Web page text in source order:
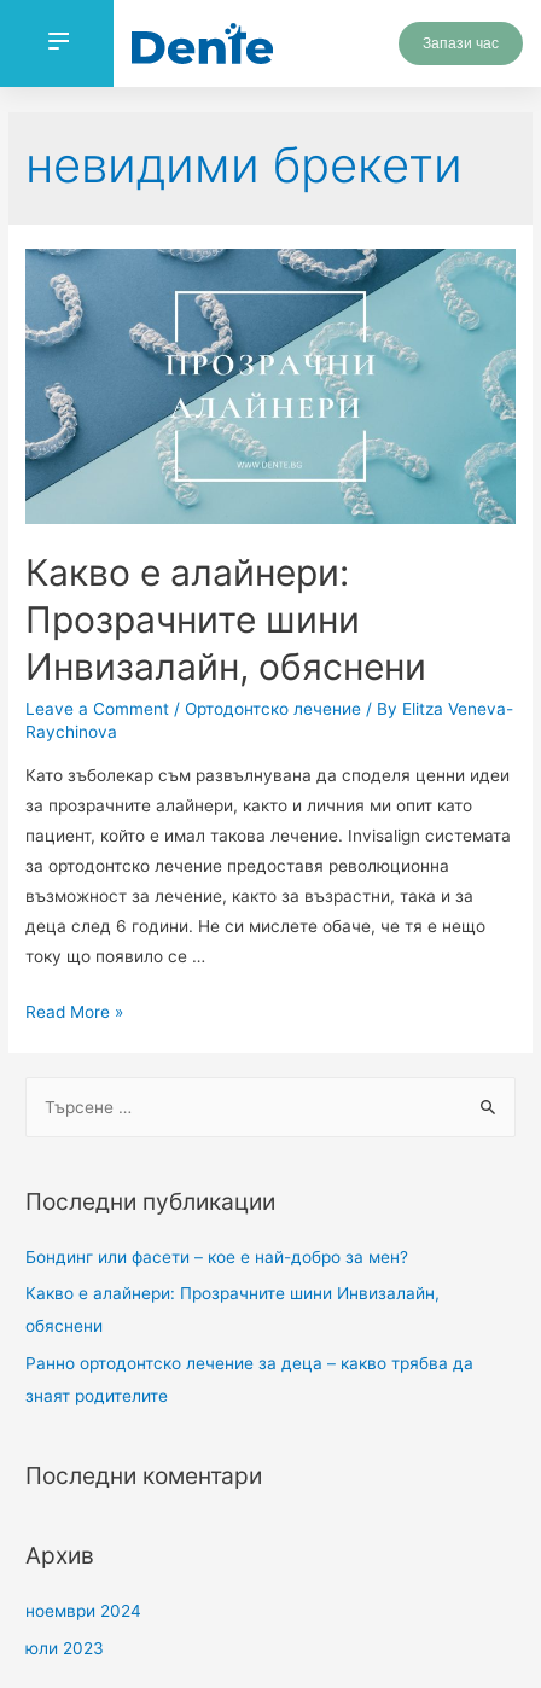
Запази час
невидими брекети
Какво е алайнери:
Прозрачните шини
Инвизалайн, обяснени
Leave a Comment /Ортодонтско лечение / By Elitza Veneva-
Raychinova
Като зъболекар съм развълнувана да споделя ценни идеи
за прозрачните алайнери, както и личния ми опит като
пациент, който е имал такова лечение. Invisalign системата
за ортодонтско лечение предоставя революционна
възможност за лечение, както за възрастни, така и за
деца след 6 години. Не си мислете обаче, че тя е нещо
току що появило се …
Read More »
Последни публикации
Бондинг или фасети – кое е най-добро за мен?
Какво е алайнери: Прозрачните шини Инвизалайн,
обяснени
Ранно ортодонтско лечение за деца – какво трябва да
знаят родителите
Последни коментари
Архив
ноември 2024
юли 2023